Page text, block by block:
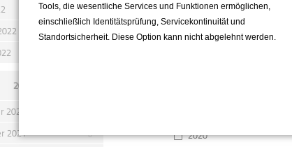
Herzlich willkommen am OHG!
2020
15 Einträge
2021
2021
2021
Tools, die wesentliche Services und Funktionen ermöglichen,
einschließlich Identitätsprüfung, Servicekontinuität und
Standortsicherheit. Diese Option kann nicht abgelehnt werden.